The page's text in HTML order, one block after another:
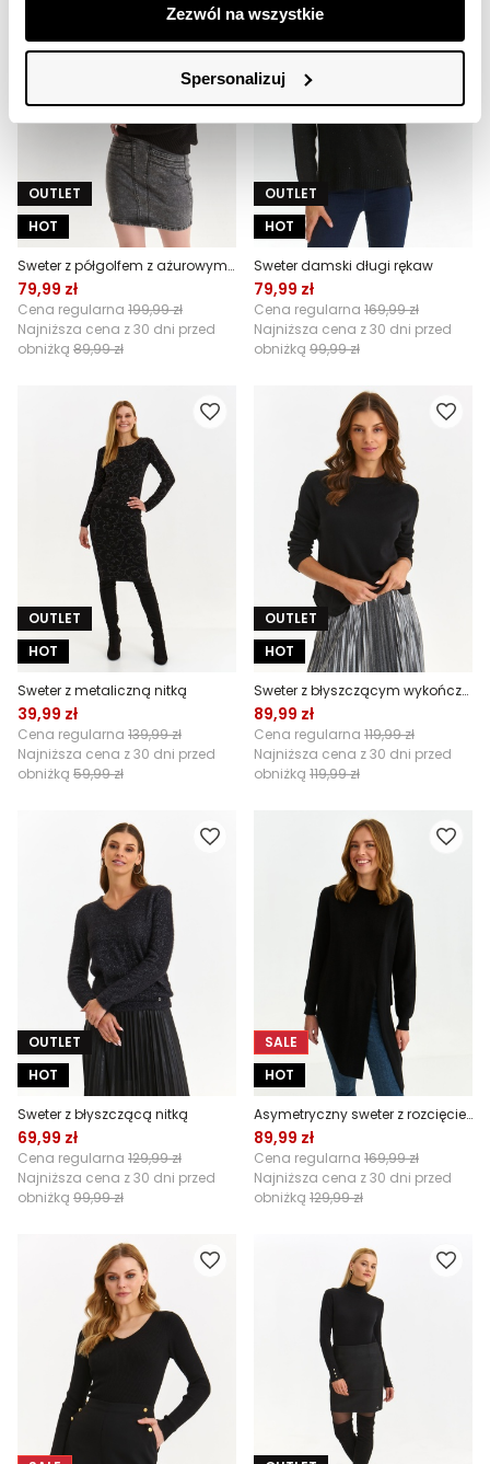
Zezwól na wszystkie
Spersonalizuj
OUTLET
HOT
Sweter z półgolfem z ażurowymi wstawkami
79,99 zł
Cena regularna 199,99 zł
Najniższa cena z 30 dni przed
obniżką 89,99 zł
OUTLET
HOT
Sweter damski długi rękaw
79,99 zł
Cena regularna 169,99 zł
Najniższa cena z 30 dni przed
obniżką 99,99 zł
OUTLET
HOT
Sweter z metaliczną nitką
39,99 zł
Cena regularna 139,99 zł
Najniższa cena z 30 dni przed
obniżką 59,99 zł
OUTLET
HOT
Sweter z błyszczącym wykończeniem
89,99 zł
Cena regularna 119,99 zł
Najniższa cena z 30 dni przed
obniżką 119,99 zł
OUTLET
HOT
Sweter z błyszczącą nitką
69,99 zł
Cena regularna 129,99 zł
Najniższa cena z 30 dni przed
obniżką 99,99 zł
SALE
HOT
Asymetryczny sweter z rozcięciem
89,99 zł
Cena regularna 169,99 zł
Najniższa cena z 30 dni przed
obniżką 129,99 zł